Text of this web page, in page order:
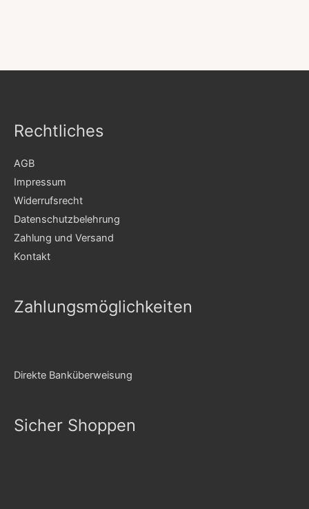
Rechtliches
AGB
Impressum
Widerrufsrecht
Datenschutzbelehrung
Zahlung und Versand
Kontakt
Zahlungsmöglichkeiten
Direkte Banküberweisung
Sicher Shoppen